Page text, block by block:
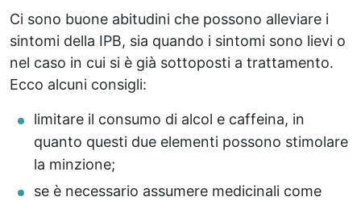
Ci sono buone abitudini che possono alleviare i
sintomi della IPB, sia quando i sintomi sono lievi o
nel caso in cui si è già sottoposti a trattamento.
Ecco alcuni consigli:
limitare il consumo di alcol e caffeina, in
quanto questi due elementi possono stimolare
la minzione;
se è necessario assumere medicinali come